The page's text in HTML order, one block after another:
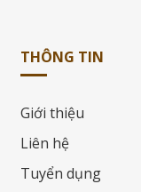
THÔNG TIN
Giới thiệu
Liên hệ
Tuyển dụng